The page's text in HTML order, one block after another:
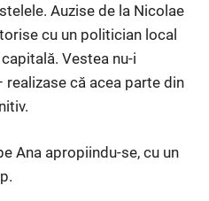
Auzise de la Nicolae
cu un politician local
Vestea nu-i
că acea parte din
Ana apropiindu-se, cu un